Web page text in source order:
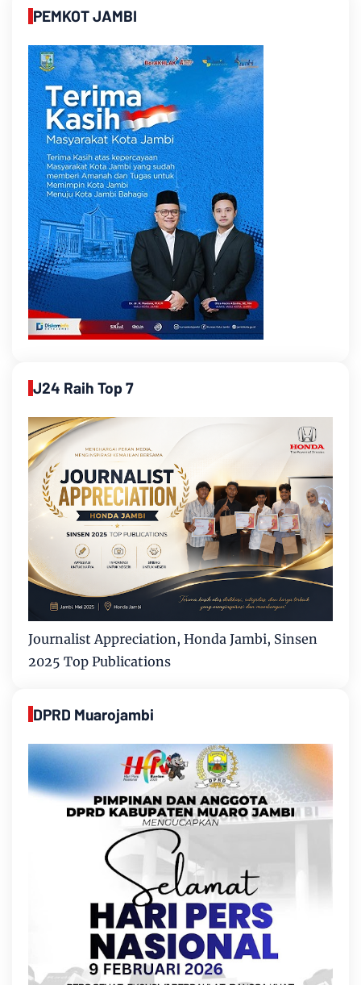
PEMKOT JAMBI
J24 Raih Top 7
Journalist Appreciation, Honda Jambi, Sinsen
2025 Top Publications
DPRD Muarojambi